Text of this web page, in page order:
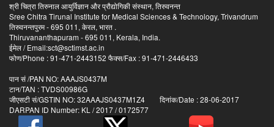
श्री चित्रा तिरुनाल आयुर्विज्ञान और प्रौद्योगिकी संस्थान, तिरुवनन्त
Sree Chitra Tirunal Institute for Medical Sciences & Technology, Trivandrum
तिरुवनन्तपुरम - 695 011, केरल, भारत .
Thiruvananthapuram - 695 011, Kerala, India.
ईमेल / Email:sct@sctimst.ac.in
फोण/Phone : 91-471-2443152 फैक्स/Fax : 91-471-2446433
पान सं /PAN NO: AAAJS0437M
टान/TAN : TVDS00986G
जीएसटी सं/GSTIN NO: 32AAAJS0437M1Z4 दिनांक/Date : 28-06-2017
DARPAN ID Number: KL / 2017 / 0172577